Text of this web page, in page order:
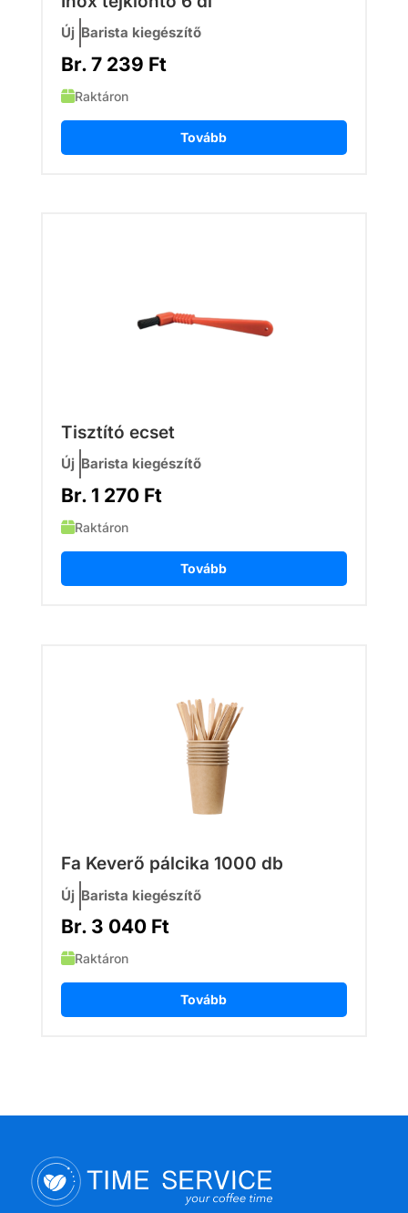
Új Barista kiegészítő
Br. 7 239 Ft
Tovább
Raktáron
Tisztító ecset
Új Barista kiegészítő
Br. 1 270 Ft
Tovább
Raktáron
Fa Keverő pálcika 1000 db
Új Barista kiegészítő
Br. 3 040 Ft
Tovább
Raktáron